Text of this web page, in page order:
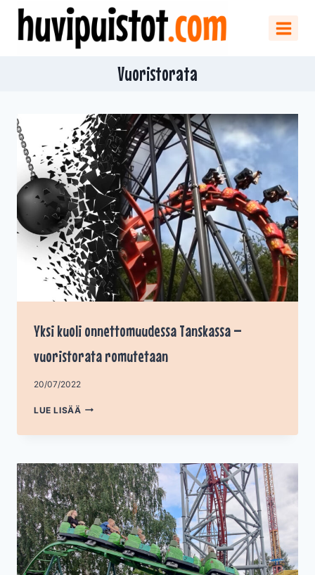
Siirry
sisältöön
Vuoristorata
Yksi kuoli onnettomuudessa Tanskassa –
vuoristorata romutetaan
Tekijä
20/07/2022
LUE LISÄÄ YKSI
ONNETTOMUUDESSA
VUORISTORATA
ROMUTETAAN